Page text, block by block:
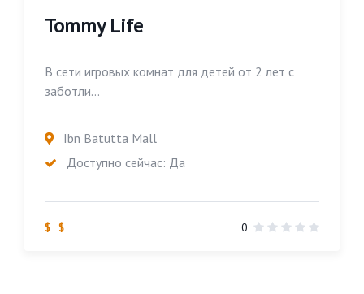
Tommy Life
В сети игровых комнат для детей от 2 лет с
заботли...
Ibn Batutta Mall
Доступно сейчас: Да
$ $ 0